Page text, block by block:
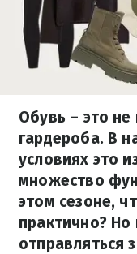
Обувь – это не
гардероба. В
условиях это
множество
этом сезоне,
практично? Но
отправляться